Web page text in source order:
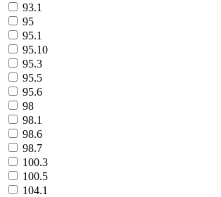
93.1
95
95.1
95.10
95.3
95.5
95.6
98
98.1
98.6
98.7
100.3
100.5
104.1